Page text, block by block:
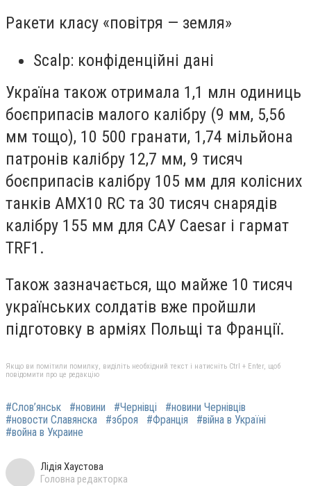
Ракети класу «повітря — земля»
Scalp: конфіденційні дані
Україна також отримала 1,1 млн одиниць
боєприпасів малого калібру (9 мм, 5,56
мм тощо), 10 500 гранати, 1,74 мільйона
патронів калібру 12,7 мм, 9 тисяч
боєприпасів калібру 105 мм для колісних
танків AMX10 RC та 30 тисяч снарядів
калібру 155 мм для САУ Caesar і гармат
TRF1.
Також зазначається, що майже 10 тисяч
українських солдатів вже пройшли
підготовку в арміях Польщі та Франції.
Якщо ви помітили помилку, виділіть необхідний текст і натисніть Ctrl + Enter, щоб
повідомити про це редакцію
#Слов’янськ #новини #Чернівці
#новини Чернівців
#новости Славянска
#зброя #Франція
#війна в Україні
#война в Украине
Лідія Хаустова
Головна редакторка